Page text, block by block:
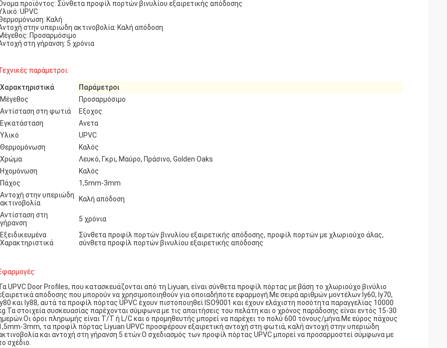
προϊόντος: Σύνθετα προφίλ πορτών βινυλίου εξαιρετικής απόδοσης
UPVC
Καλή
στην υπεριώδη ακτινοβολία: Καλή απόδοση
Προσαρμόσιμο
στη γήρανση: 5 χρόνια
παράμετροι:
Χαρακτηριστικά
Παράμετροι
Μέγεθος
Προσαρμόσιμο
Αντίσταση στη φωτιά
Εξοχος
Εγκατάσταση
Ανετα
Υλικό
UPVC
Θερμομόνωση
Καλός
Χρώμα
Λευκό, Γκρι, Μαύρο, Πράσινο, Golden Oaks
Ηχομόνωση
Καλός
Πάχος
1,5mm-3mm
Αντοχή στην υπεριώδη
ακτινοβολία
Καλή απόδοση
Αντίσταση στη
γήρανση
5 χρόνια
Εξειδικευμένα
Χαρακτηριστικά
Σύνθετα προφίλ πορτών βινυλίου εξαιρετικής απόδοσης, προφίλ πορτών με χλωριούχο άλας,
σύνθετα προφίλ πορτών βινυλίου εξαιρετικής απόδοσης
UPVC Door Profiles, που κατασκευάζονται από τη Liyuan, είναι σύνθετα προφίλ πόρτας με βάση το χλωριούχο βινύλιο
απόδοσης που μπορούν να χρησιμοποιηθούν για οποιαδήποτε εφαρμογή.Με σειρά αριθμών μοντέλων ly60, ly70,
και ly88, αυτά τα προφίλ πόρτας UPVC έχουν πιστοποιηθεί ISO9001 και έχουν ελάχιστη ποσότητα παραγγελίας 10000
στοιχεία συσκευασίας παρέχονται σύμφωνα με τις απαιτήσεις του πελάτη και ο χρόνος παράδοσης είναι εντός 15-30
όροι πληρωμής είναι T/T ή L/C και ο προμηθευτής μπορεί να παρέχει το πολύ 600 τόνους/μήνα.Με εύρος πάχους
3mm, τα προφίλ πόρτας Liyuan UPVC προσφέρουν εξαιρετική αντοχή στη φωτιά, καλή αντοχή στην υπεριώδη
και αντοχή στη γήρανση 5 ετών.Ο σχεδιασμός των προφίλ πόρτας UPVC μπορεί να προσαρμοστεί σύμφωνα με
σχέδιο.